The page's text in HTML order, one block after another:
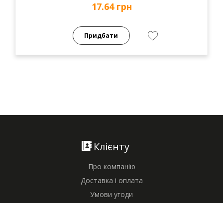
17.64 грн
Придбати
Клієнту
Про компанію
Доставка і оплата
Умови угоди